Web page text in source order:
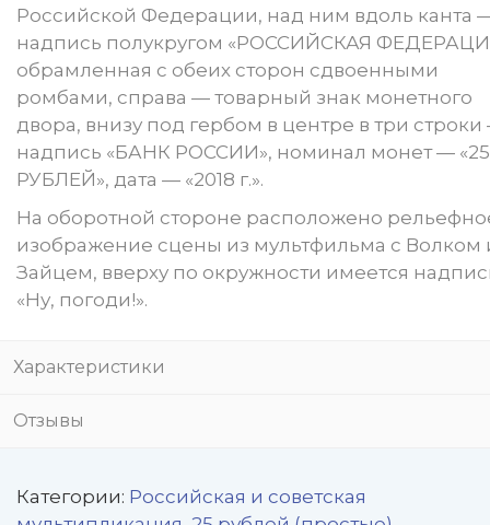
Российской Федерации, над ним вдоль канта
надпись полукругом «РОССИЙСКАЯ
обрамленная с обеих сторон сдвоенными
ромбами, справа — товарный знак монетного
двора, внизу под гербом в центре в три
надпись «БАНК РОССИИ», номинал монет — «25
РУБЛЕЙ», дата — «2018 г.».
На оборотной стороне расположено
изображение сцены из мультфильма с Волком
Зайцем, вверху по окружности имеется
«Ну, погоди!».
Характеристики
Отзывы
Категории: Российская и советская